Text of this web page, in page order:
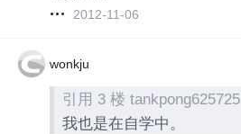
2012-11-06
wonkju
引用 3 楼
我也是在自学中。